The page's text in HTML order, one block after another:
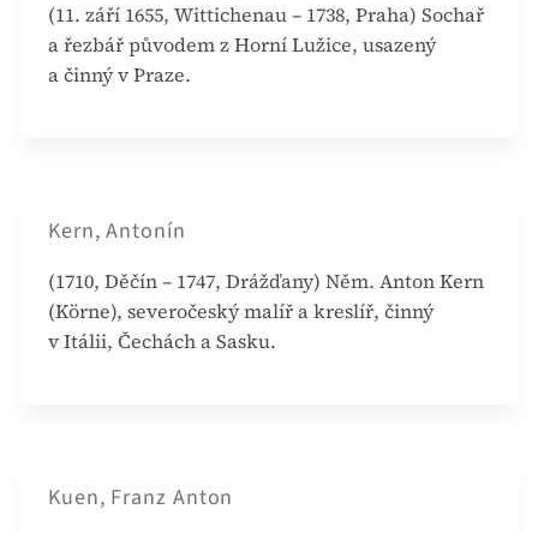
(11. září 1655, Wittichenau – 1738, Praha) Sochař
a řezbář původem z Horní Lužice, usazený
a činný v Praze.
Kern, Antonín
(1710, Děčín – 1747, Drážďany) Něm. Anton Kern
(Körne), severočeský malíř a kreslíř, činný
v Itálii, Čechách a Sasku.
Kuen, Franz Anton